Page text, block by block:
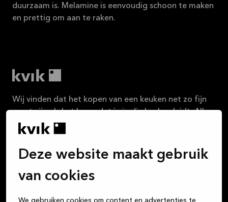
Deze website maakt gebruik
van cookies
We gebruiken cookies om content en advertenties te
duurzaam is. Melamine is eenvoudig schoon te maken
en prettig om aan te raken.
Wij vinden dat het kopen van een keuken net zo fijn
moet zijn als het leven dat je in die keuken leidt. Alle
maaltijden die je kookt, de nachtelijke gesprekken
met vrienden onder het genot van een glas wijn, het
huiswerk dat de kinderen aan tafel maken, de
kaartspelletjes die je speelt: de keuken is het centrum
van je leven. Maar of je nu een keuken, badkamer of
hoogwaardige Deense designproducten van